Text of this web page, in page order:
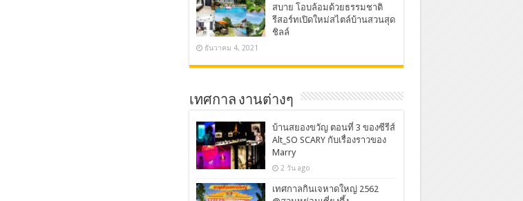
สบาย โอบล้อมด้วยธรรมชาติ
รีสอร์ทเปิดใหม่สไตล์บ้านสวนสุด
ชิลล์
ธันวาคม 4, 2021
เทศกาล งานต่างๆ
บ้านสยองขวัญ ตอนที่ 3 ของซีรีส์
Alt_SO SCARY กับเรื่องราวของ
Marry
2 วัน ago
เทศกาลกินเจหาดใหญ่ 2562